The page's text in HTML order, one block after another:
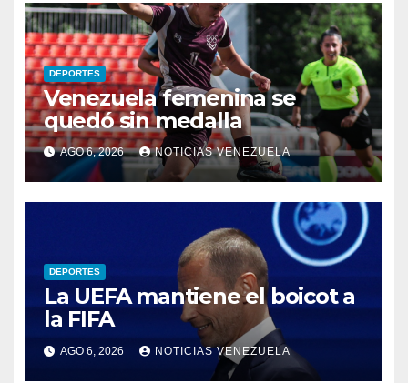
DEPORTES
Venezuela femenina se
quedó sin medalla
AGO 6, 2026 NOTICIAS VENEZUELA
DEPORTES
La UEFA mantiene el boicot a
la FIFA
AGO 6, 2026 NOTICIAS VENEZUELA